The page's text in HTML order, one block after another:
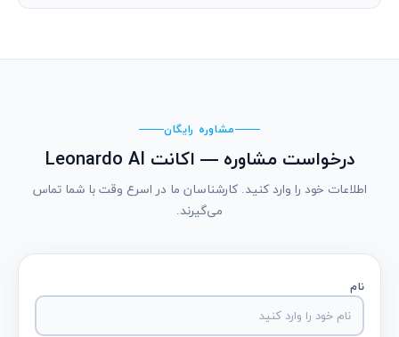
مشاوره رایگان
درخواست مشاوره — اکانت Leonardo AI
اطلاعات خود را وارد کنید. کارشناسان ما در اسرع وقت با شما تماس
می‌گیرند.
نام